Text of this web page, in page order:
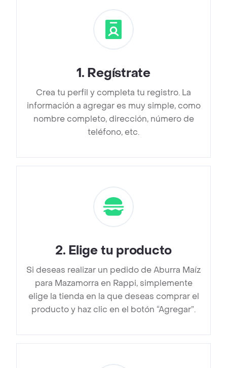
1. Regístrate
Crea tu perfil y completa tu registro. La
información a agregar es muy simple, como
nombre completo, dirección, número de
teléfono, etc.
2. Elige tu producto
Si deseas realizar un pedido de Aburra Maíz
para Mazamorra en Rappi, simplemente
elige la tienda en la que deseas comprar el
producto y haz clic en el botón “Agregar”.